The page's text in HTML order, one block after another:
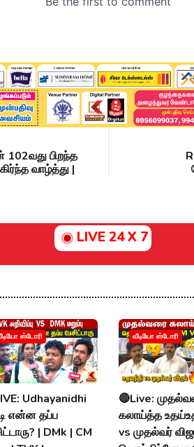
பிறந்த
வாழ்த்து |
LIVE 24 X 7
ஸ்டோரி
Udhayanidhi
என்ன தப்ப
| DMk | CM
வீடியோ ஸ்டோரி
🔴Live:
கலாய்த்த
vs முதல்வர்